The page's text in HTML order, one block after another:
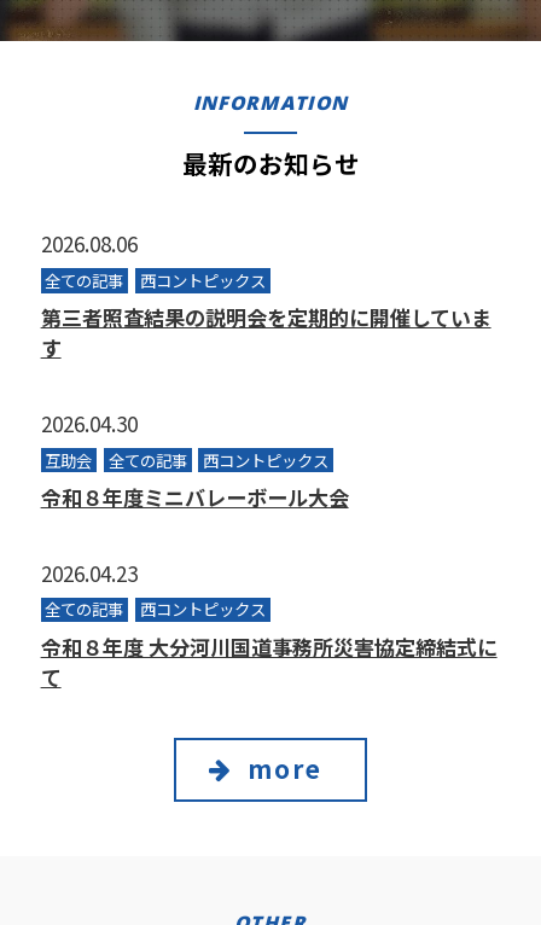
INFORMATION
最新のお知らせ
2026.08.06
全ての記事 西コントピックス
第三者照査結果の説明会を定期的に開催していま
す
2026.04.30
互助会 全ての記事 西コントピックス
令和８年度ミニバレーボール大会
2026.04.23
全ての記事 西コントピックス
令和８年度 大分河川国道事務所災害協定締結式に
て
more